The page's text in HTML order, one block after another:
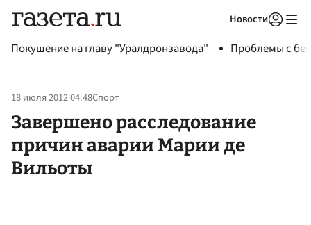
Новости
Покушение на главу "Уралдронзавода" Проблемы с
18 июля 2012 04:48Спорт
Завершено расследование
причин аварии Марии де
Вильоты